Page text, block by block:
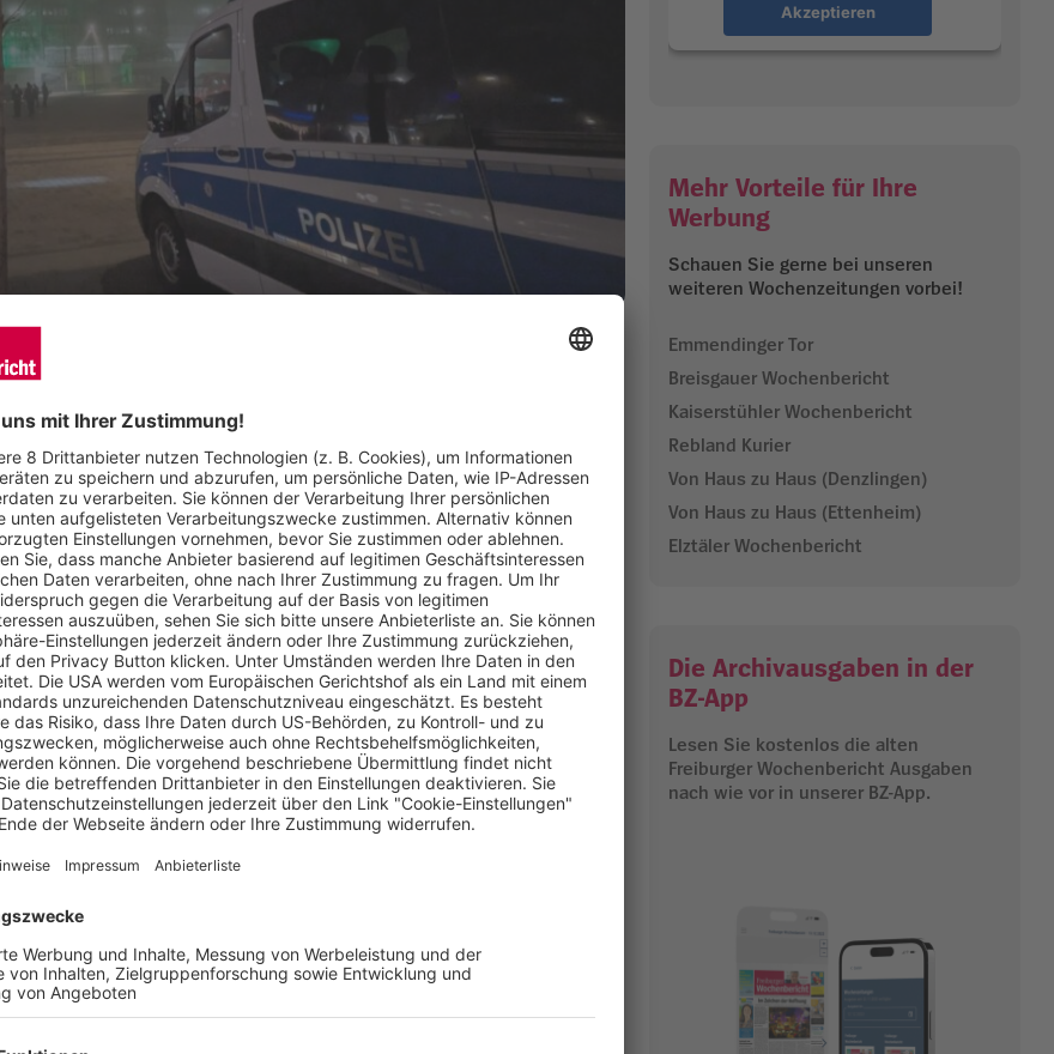
wie hier bereits am Mittwoch. Größere Zwischenfälle blieben aus. Foto:
Stadion wurde von massiven Sicherheitsvorkehrungen begleitet.
Auch die Stadt zeigte sich zufrieden mit dem Einsatz.
Maccabi Tel Aviv am Donnerstagabend hat das Polizeipräsidium
„derzeitigem Kenntnisstand friedlich und weitgehend störungsfrei“
Donnerstagabend.
beteiligten Organisationen. Polizei, Bundespolizei, Feuerwehr,
und abgestimmt gehandelt. Diese funktionierende
beherrschen und einen ruhigen Einsatzverlauf gewährleisten
geleitet hatte.
beteiligt. Das Polizeipräsidium Freiburg wurde dabei von
unterstützt. Auch die Bundespolizei war mit starken
sowie die Polizei-Reiterstaffel zum Einsatz. Das städtische
rund um das Stadionareal aufgestellt. „Die akribische
waren wichtig, um für
Freiburgs Ordnungsbürgermeister Stefan Breiter. Über 700
seien im Einsatz gewesen. Wie für die Polizei sei es auch für das
Papstbesuch 2011 in Freiburg gewesen.
Vorkommnissen“, darunter mehrere Sachbeschädigungen
Störungen sei ausgeblieben, so die Polizei. Zwei angemeldete
Teilnehmern seien „nach derzeitigem Kenntnisstand friedlich und
Akzeptieren
Mehr Vorteile für Ihre
Werbung
Schauen Sie gerne bei unseren
weiteren Wochenzeitungen vorbei!
Emmendinger Tor
Breisgauer Wochenbericht
Kaiserstühler Wochenbericht
Rebland Kurier
Von Haus zu Haus (Denzlingen)
Von Haus zu Haus (Ettenheim)
Elztäler Wochenbericht
Die Archivausgaben in der
BZ-App
Lesen Sie kostenlos die alten
Freiburger Wochenbericht Ausgaben
nach wie vor in unserer BZ-App.